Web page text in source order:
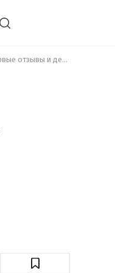
Научно-фантастическая тактика Menace покоряет Steam: первые отзывы и детали игры